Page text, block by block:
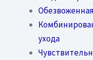
ухода